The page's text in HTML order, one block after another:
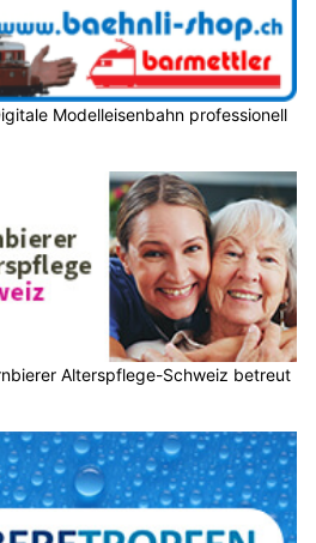
Modelleisenbahn professionell
Alterspflege-Schweiz betreut